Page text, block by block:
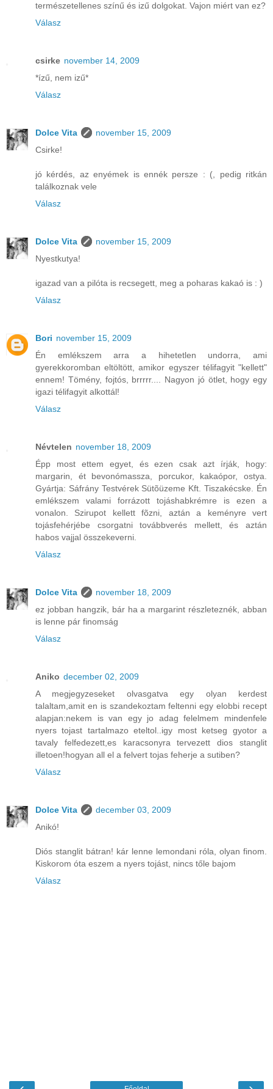
természetellenes színű és izű dolgokat. Vajon miért van ez?
Válasz
csirke november 14, 2009
*ízű, nem izű*
Válasz
Dolce Vita
november 15, 2009
Csirke!
jó kérdés, az enyémek is ennék persze : (, pedig ritkán
találkoznak vele
Válasz
Dolce Vita
november 15, 2009
Nyestkutya!
igazad van a pilóta is recsegett, meg a poharas kakaó is : )
Válasz
Bori november 15, 2009
Én emlékszem arra a hihetetlen undorra, ami
gyerekkoromban eltöltött, amikor egyszer télifagyit "kellett"
ennem! Tömény, fojtós, brrrrr.... Nagyon jó ötlet, hogy egy
igazi télifagyit alkottál!
Válasz
Névtelen november 18, 2009
Épp most ettem egyet, és ezen csak azt írják, hogy:
margarin, ét bevonómassza, porcukor, kakaópor, ostya.
Gyártja: Sáfrány Testvérek Sütõüzeme Kft. Tiszakécske. Én
emlékszem valami forrázott tojáshabkrémre is ezen a
vonalon. Szirupot kellett fõzni, aztán a keményre vert
tojásfehérjébe csorgatni továbbverés mellett, és aztán
habos vajjal összekeverni.
Válasz
Dolce Vita
november 18, 2009
ez jobban hangzik, bár ha a margarint részleteznék, abban
is lenne pár finomság
Válasz
Aniko december 02, 2009
A megjegyzeseket olvasgatva egy olyan kerdest
talaltam,amit en is szandekoztam feltenni egy elobbi recept
alapjan:nekem is van egy jo adag felelmem mindenfele
nyers tojast tartalmazo eteltol..igy most ketseg gyotor a
tavaly felfedezett,es karacsonyra tervezett dios stanglit
illetoen!hogyan all el a felvert tojas feherje a sutiben?
Válasz
Dolce Vita
december 03, 2009
Anikó!
Diós stanglit bátran! kár lenne lemondani róla, olyan finom.
Kiskorom óta eszem a nyers tojást, nincs tőle bajom
Válasz